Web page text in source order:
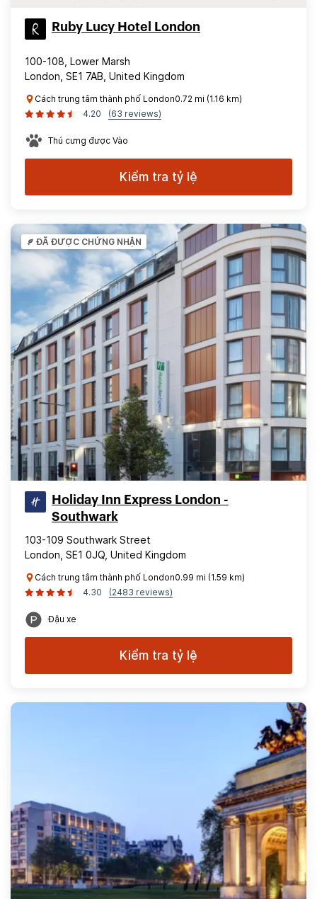
Ruby Lucy Hotel London
100-108, Lower Marsh
London, SE1 7AB, United Kingdom
Cách trung tâm thành phố London0.72 mi (1.16 km)
4.20
(63 reviews)
Thú cưng được Vào
Kiểm tra tỷ lệ
ĐÃ ĐƯỢC CHỨNG NHẬN
Holiday Inn Express London -
Southwark
103-109 Southwark Street
London, SE1 0JQ, United Kingdom
Cách trung tâm thành phố London0.99 mi (1.59 km)
4.30
(2483 reviews)
Đậu xe
Kiểm tra tỷ lệ